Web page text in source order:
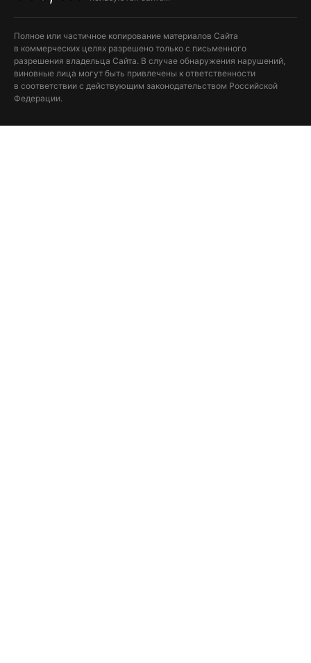
Полное или частичное копирование материалов Сайта
в коммерческих целях разрешено только с письменного
разрешения владельца Сайта. В случае обнаружения нарушений,
виновные лица могут быть привлечены к ответственности
в соответствии с действующим законодательством Российской
Федерации.